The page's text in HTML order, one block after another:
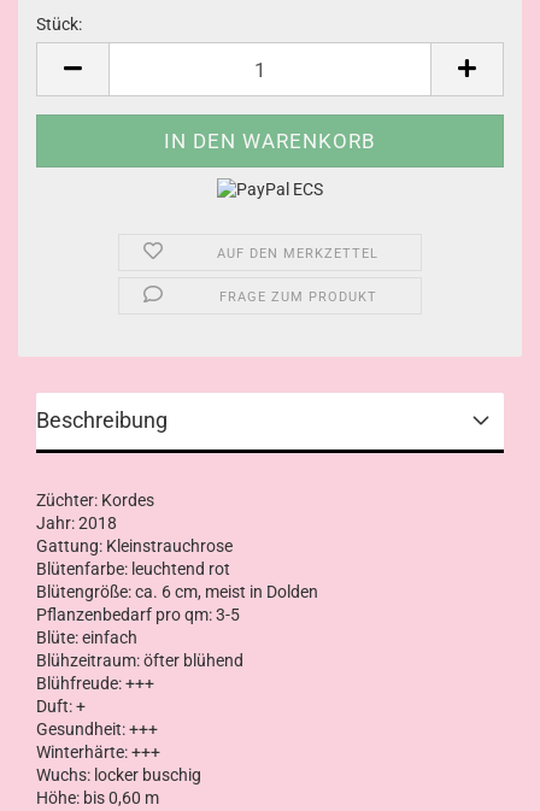
Stück:
AUF DEN MERKZETTEL
FRAGE ZUM PRODUKT
Beschreibung
Züchter: Kordes
Jahr: 2018
Gattung: Kleinstrauchrose
Blütenfarbe: leuchtend rot
Blütengröße: ca. 6 cm, meist in Dolden
Pflanzenbedarf pro qm: 3-5
Blüte: einfach
Blühzeitraum: öfter blühend
Blühfreude: +++
Duft: +
Gesundheit: +++
Winterhärte: +++
Wuchs: locker buschig
Höhe: bis 0,60 m